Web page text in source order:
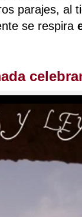
parajes, al
se respira